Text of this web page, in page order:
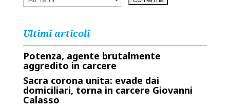
Ultimi articoli
Potenza, agente brutalmente
aggredito in carcere
Sacra corona unita: evade dai
domiciliari, torna in carcere Giovanni
Calasso